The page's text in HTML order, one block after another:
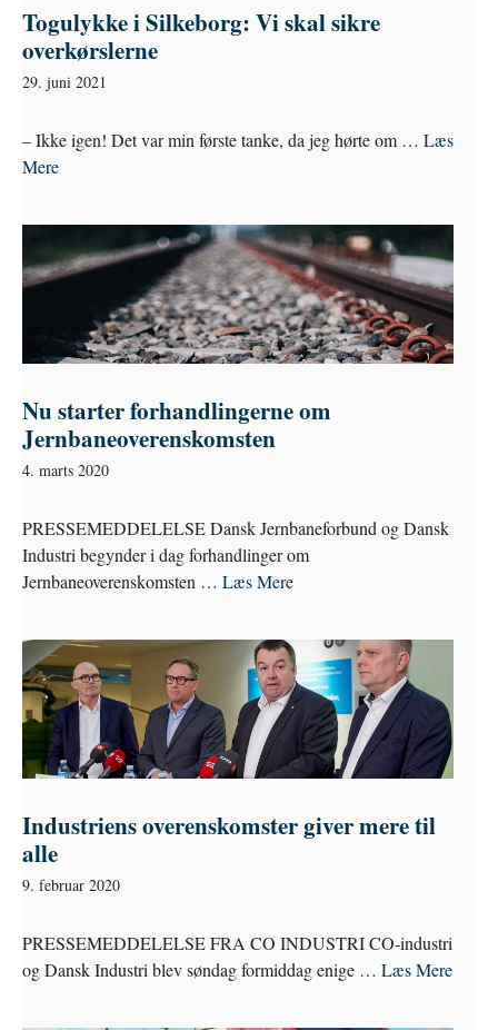
Togulykke i Silkeborg: Vi skal sikre
overkørslerne
29. juni 2021
– Ikke igen! Det var min første tanke, da jeg hørte om … Læs
Mere
Nu starter forhandlingerne om
Jernbaneoverenskomsten
4. marts 2020
PRESSEMEDDELELSE Dansk Jernbaneforbund og Dansk
Industri begynder i dag forhandlinger om
Jernbaneoverenskomsten … Læs Mere
Industriens overenskomster giver mere til
alle
9. februar 2020
PRESSEMEDDELELSE FRA CO INDUSTRI CO-industri
og Dansk Industri blev søndag formiddag enige … Læs Mere